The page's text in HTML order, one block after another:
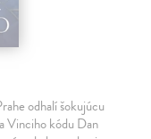
odhalí šokujúcu
Vinciho kódu Dan